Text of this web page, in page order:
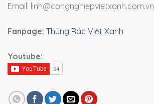
Email: linh@congnghiepvietxanh.com.vn
Fanpage: Thùng Rác Việt Xanh
Youtube: